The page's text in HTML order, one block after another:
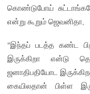
கொண்டுபோய்
என்று கூறும் ஜெவனிதா,
“இந்தப் படத்த கண்ட
இருக்கிறா என்டு
ஜனாதிபதியோட
கையிலதான் பிள்ள